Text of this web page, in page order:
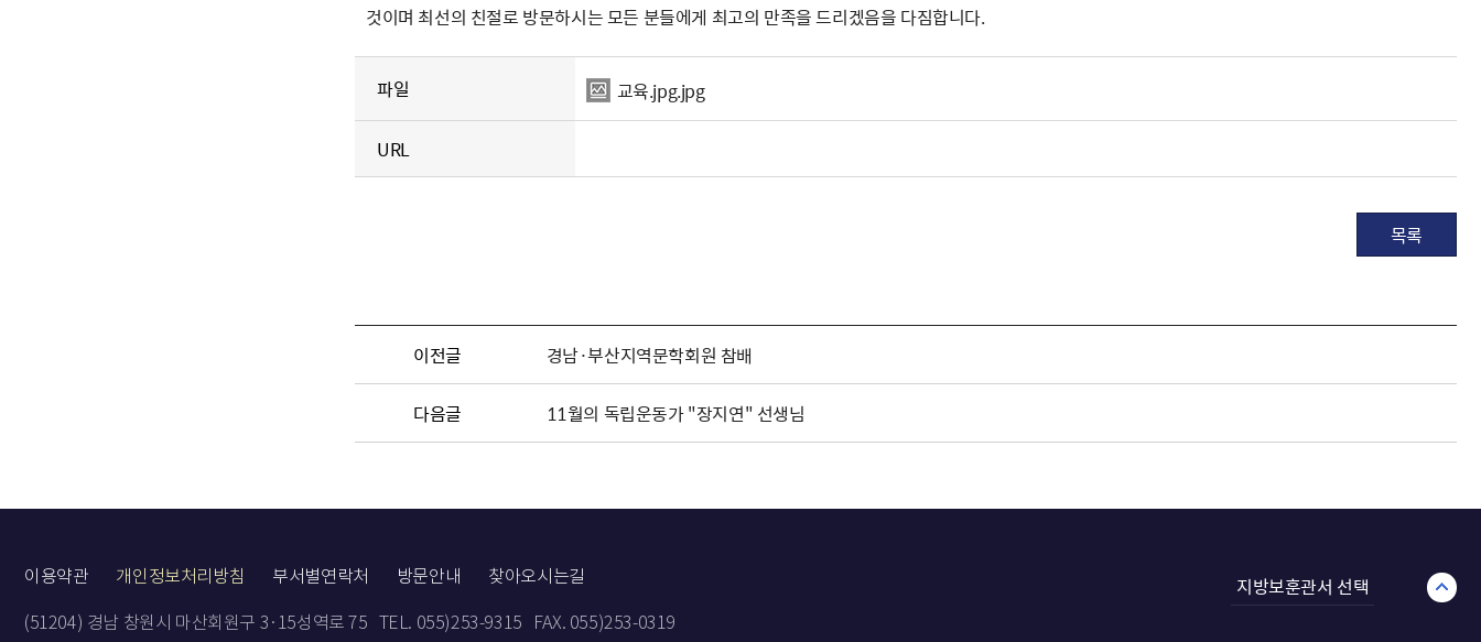
것이며 최선의 친절로 방문하시는 모든 분들에게 최고의 만족을 드리겠음을 다짐합니다.
파일 교육.jpg.jpg
URL
목록
이전글 경남·부산지역문학회원 참배
다음글 11월의 독립운동가 "장지연" 선생님
이용약관 개인정보처리방침 부서별연락처 방문안내 찾아오시는길
(51204) 경남 창원시 마산회원구 3·15성역로 75 TEL. 055)253-9315
FAX. 055)253-0319
지방보훈관서 선택